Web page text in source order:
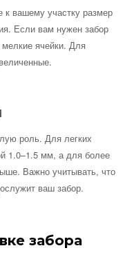
вашему участку размер
Если вам нужен забор
ячейки. Для
роль. Для легких
1.0–1.5 мм, а для более
Важно учитывать, что
ваш забор.
забора